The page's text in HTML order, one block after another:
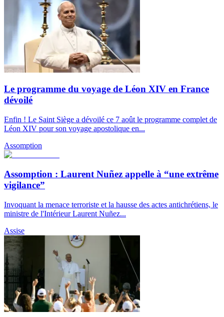
Le programme du voyage de Léon XIV en France
dévoilé
Enfin ! Le Saint Siège a dévoilé ce 7 août le programme complet de
Léon XIV pour son voyage apostolique en...
Assomption
Assomption : Laurent Nuñez appelle à “une extrême
vigilance”
Invoquant la menace terroriste et la hausse des actes antichrétiens, le
ministre de l'Intérieur Laurent Nuñez...
Assise